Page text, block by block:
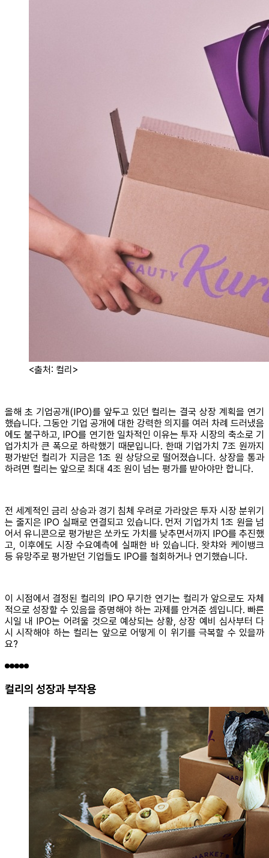
<출처: 컬리>
올해 초 기업공개(IPO)를 앞두고 있던 컬리는 결국 상장 계획을 연기
했습니다. 그동안 기업 공개에 대한 강력한 의지를 여러 차례 드러냈음
에도 불구하고, IPO를 연기한 일차적인 이유는 투자 시장의 축소로 기
업가치가 큰 폭으로 하락했기 때문입니다. 한때 기업가치 7조 원까지
평가받던 컬리가 지금은 1조 원 상당으로 떨어졌습니다. 상장을 통과
하려면 컬리는 앞으로 최대 4조 원이 넘는 평가를 받아야만 합니다.
전 세계적인 금리 상승과 경기 침체 우려로 가라앉은 투자 시장 분위기
는 줄지은 IPO 실패로 연결되고 있습니다. 먼저 기업가치 1조 원을 넘
어서 유니콘으로 평가받은 쏘카도 가치를 낮추면서까지 IPO를 추진했
고, 이후에도 시장 수요예측에 실패한 바 있습니다. 왓챠와 케이뱅크
등 유망주로 평가받던 기업들도 IPO를 철회하거나 연기했습니다.
이 시점에서 결정된 컬리의 IPO 무기한 연기는 컬리가 앞으로도 자체
적으로 성장할 수 있음을 증명해야 하는 과제를 안겨준 셈입니다. 빠른
시일 내 IPO는 어려울 것으로 예상되는 상황, 상장 예비 심사부터 다
시 시작해야 하는 컬리는 앞으로 어떻게 이 위기를 극복할 수 있을까
요?
컬리의 성장과 부작용